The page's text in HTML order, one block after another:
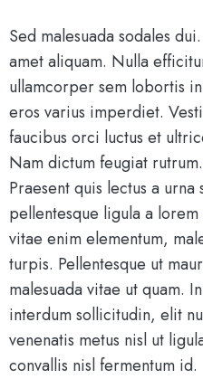
Sed malesuada sodales
amet aliquam. Nulla
ullamcorper sem lobortis
eros varius imperdiet.
faucibus orci luctus et
Nam dictum feugiat
Praesent quis lectus a
pellentesque ligula a
vitae enim elementum,
turpis. Pellentesque ut
malesuada vitae ut quam.
interdum sollicitudin, elit
venenatis metus nisl ut
convallis nisl fermentum id.